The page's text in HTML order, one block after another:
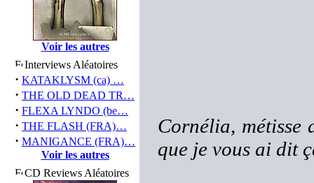
Voir les autres
Interviews Aléatoires
· KATAKLYSM (ca) …
· THE OLD DEAD TR…
· FLEXA LYNDO (be…
· THE FLASH (FRA)…
· MANIGANCE (FRA)…
Voir les autres
CD Reviews Aléatoires
Cornélia, métisse
que je vous ai dit